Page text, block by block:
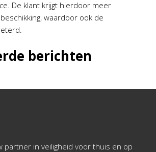
De klant krijgt hierdoor meer
waardoor ook de
berichten
partner in veiligheid voor thuis en op